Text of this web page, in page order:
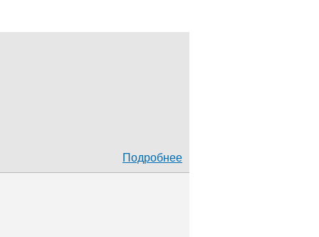
Подробнее